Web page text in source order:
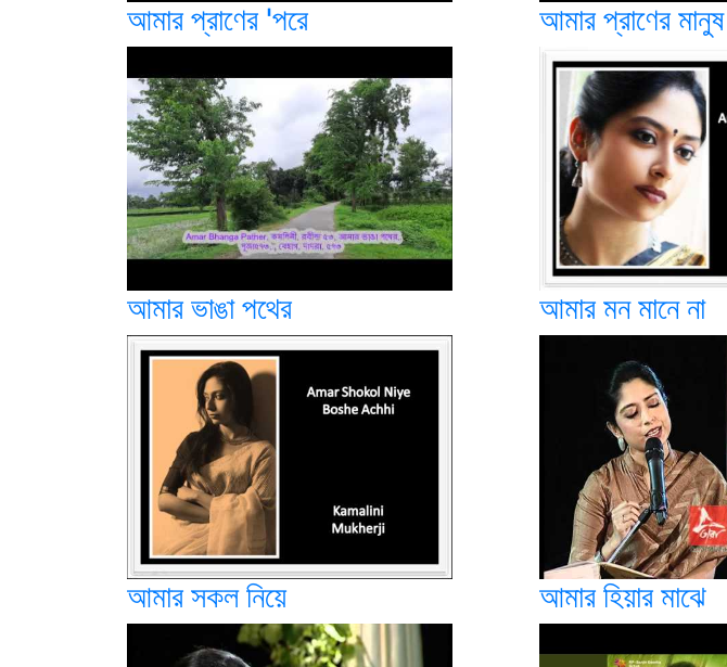
আমার প্রাণের 'পরে আমার প্রাণের মানুষ
আমার ভাঙা পথের আমার মন মানে না
আমার সকল নিয়ে আমার হিয়ার মাঝে